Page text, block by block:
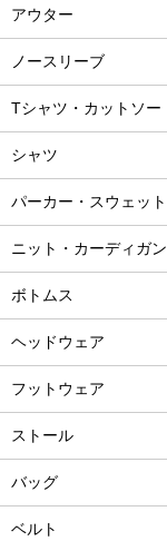
アウター
ノースリーブ
Tシャツ・カットソー
シャツ
パーカー・スウェット
ニット・カーディガン
ボトムス
ヘッドウェア
フットウェア
ストール
バッグ
ベルト